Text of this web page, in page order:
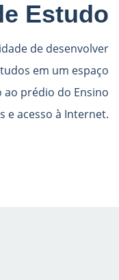
Estudo
de desenvolver
em um espaço
prédio do Ensino
e acesso à Internet.